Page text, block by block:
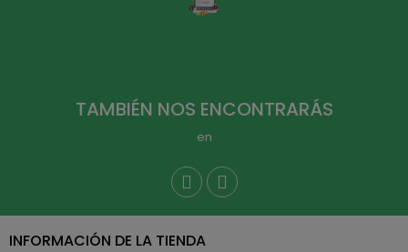
TAMBIÉN NOS ENCONTRARÁS
en
INFORMACIÓN DE LA TIENDA